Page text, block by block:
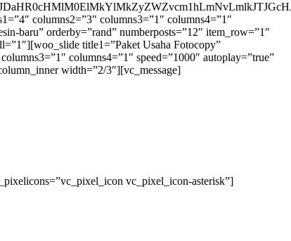
columns2=”3″ columns3=”1″ columns4=”1″
baru” orderby=”rand” numberposts=”12″ item_row=”1″
title1=”Paket Usaha Fotocopy”
columns4=”1″ speed=”1000″ autoplay=”true”
width=”2/3″][vc_message]
vc_pixel_icon-asterisk”]